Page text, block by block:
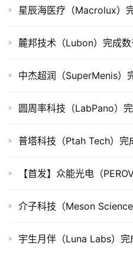
数
业
院
星辰海医疗（Macrolux）
麓邦技术（Lubon）完成
中杰超润（SuperMenis）
圆周率科技（LabPano）
普塔科技（Ptah Tech）完
【首发】众能光电（
介子科技（Meson
宇生月伴（Luna Labs）完